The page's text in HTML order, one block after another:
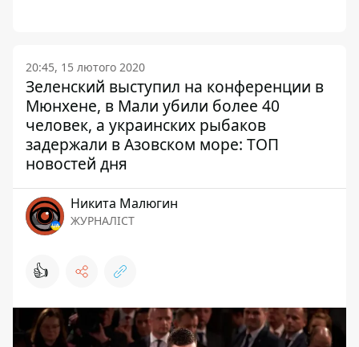
20:45, 15 лютого 2020
Зеленский выступил на конференции в
Мюнхене, в Мали убили более 40
человек, а украинских рыбаков
задержали в Азовском море: ТОП
новостей дня
Никита Малюгин
ЖУРНАЛІСТ
👍